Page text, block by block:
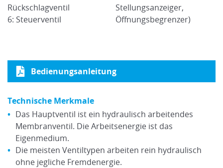
Rückschlagventil
6: Steuerventil
Stellungsanzeiger,
Öffnungsbegrenzer)
Bedienungsanleitung
Technische Merkmale
Das Hauptventil ist ein hydraulisch arbeitendes
Membranventil. Die Arbeitsenergie ist das
Eigenmedium.
Die meisten Ventiltypen arbeiten rein hydraulisch
ohne jegliche Fremdenergie.